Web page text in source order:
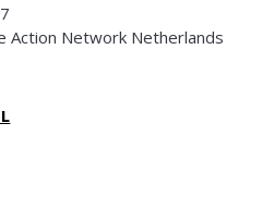
Action Network Netherlands